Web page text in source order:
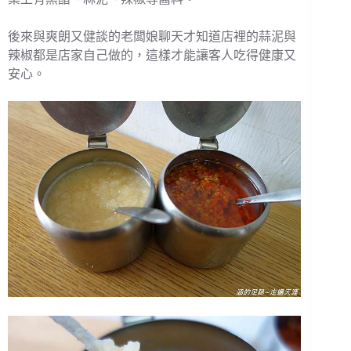
後來與爽朗又健談的老闆娘聊天才知道店裡的蒜泥與
辣椒都是店家自己做的，這樣才能讓客人吃得健康又
安心。